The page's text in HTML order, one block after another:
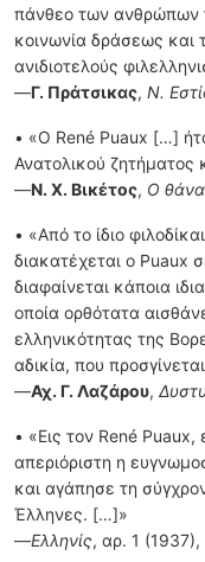
πάνθεο των ανθρώπων
κοινωνία δράσεως και
ανιδιοτελούς
—Γ. Πράτσικας, Ν.
• «Ο René Puaux […]
Ανατολικού
—Ν. Χ. Βικέτος, Ο
• «Από το ίδιο
διακατέχεται ο Puaux
διαφαίνεται κάποια
οποία ορθότατα
ελληνικότητας της
αδικία, που
—Αχ. Γ. Λαζάρου,
• «Εις τον René Puaux,
απεριόριστη η
και αγάπησε τη
Έλληνες. […]»
—Ελληνίς, αρ. 1 (1937),